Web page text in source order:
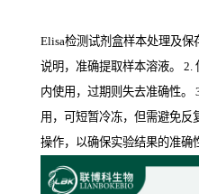
Elisa检测试剂盒样本处理及保
说明，准确提取样本溶液。 2.
内使用，过期则失去准确性。
用，可短暂冷冻，但需避免反
操作，以确保实验结果的准确